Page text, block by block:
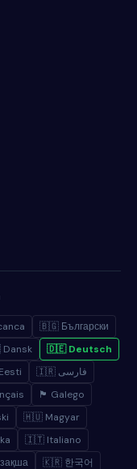
🇧🇬 Български
🇩🇪 Deutsch
🇮🇷 فارسی
🏴 Galego
🇭🇺 Magyar
🇮🇹 Italiano
🇰🇷 한국어